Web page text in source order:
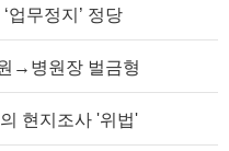
업무정지’ 정당
→병원장 벌금형
현지조사 '위법'